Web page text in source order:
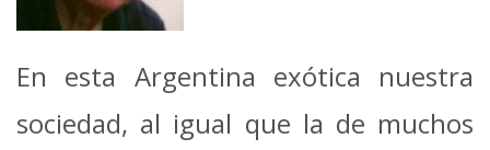
En esta Argentina exótica nuestra
sociedad, al igual que la de muchos